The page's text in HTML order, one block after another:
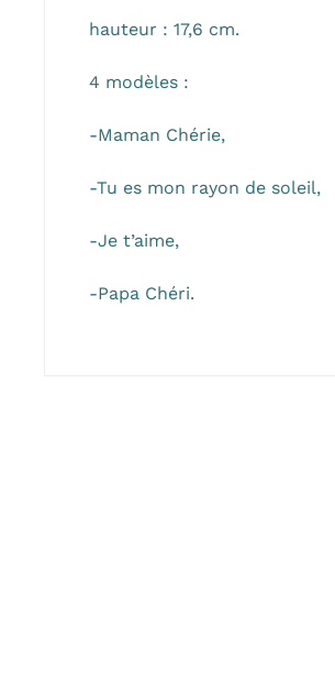
hauteur : 17,6 cm.
4 modèles :
-Maman Chérie,
-Tu es mon rayon de soleil,
-Je t’aime,
-Papa Chéri.